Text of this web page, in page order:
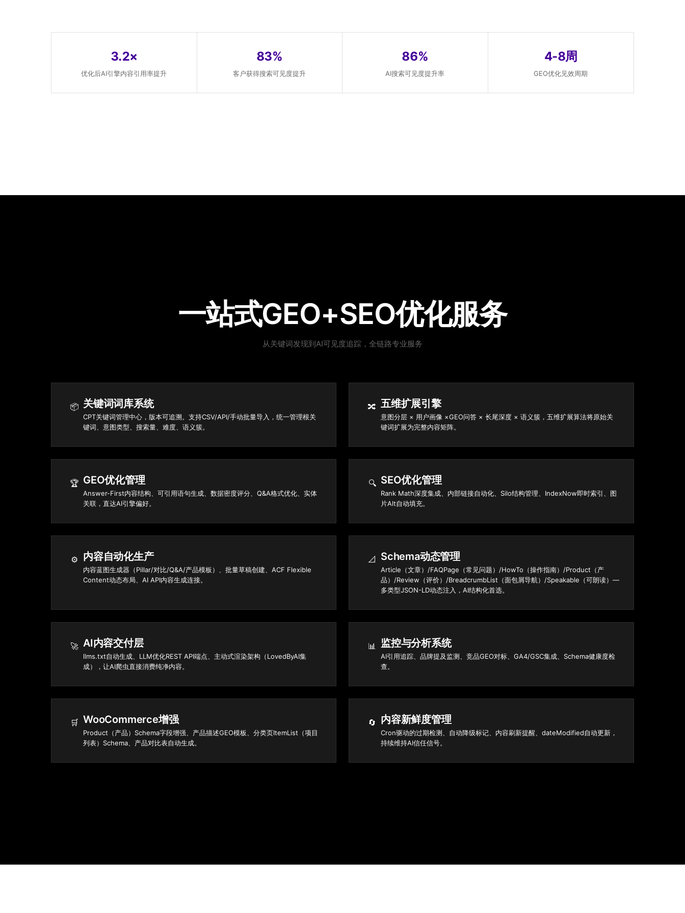
3.2×
优化后AI引擎内容引用率提升
83%
客户获得搜索可见度提升
86%
AI搜索可见度提升率
4-8周
GEO优化见效周期
一站式GEO+SEO优化服务
从关键词发现到AI可见度追踪，全链路专业服务
📦 关键词词库系统
CPT关键词管理中心，版本可追溯。支持CSV/API/手动批量导入，统一管理根关
键词、意图类型、搜索量、难度、语义簇。
🔀 五维扩展引擎
意图分层 × 用户画像 ×GEO问答 × 长尾深度 × 语义簇，五维扩展算法将原始关
键词扩展为完整内容矩阵。
🏆 GEO优化管理
Answer-First内容结构、可引用语句生成、数据密度评分、Q&A格式优化、实体
关联，直达AI引擎偏好。
🔍 SEO优化管理
Rank Math深度集成、内部链接自动化、Silo结构管理、IndexNow即时索引、图
片Alt自动填充。
⚙️ 内容自动化生产
内容蓝图生成器（Pillar/对比/Q&A/产品模板）、批量草稿创建、ACF Flexible
Content动态布局、AI API内容生成连接。
📐 Schema动态管理
Article（文章）/FAQPage（常见问题）/HowTo（操作指南）/Product（产
品）/Review（评价）/BreadcrumbList（面包屑导航）/Speakable（可朗读）—
多类型JSON-LD动态注入，AI结构化首选。
🚀 AI内容交付层
llms.txt自动生成、LLM优化REST API端点、主动式渲染架构（LovedByAI集
成），让AI爬虫直接消费纯净内容。
📊 监控与分析系统
AI引用追踪、品牌提及监测、竞品GEO对标、GA4/GSC集成、Schema健康度检
查。
🛒 WooCommerce增强
Product（产品）Schema字段增强、产品描述GEO模板、分类页ItemList（项目
列表）Schema、产品对比表自动生成。
🔄 内容新鲜度管理
Cron驱动的过期检测、自动降级标记、内容刷新提醒、dateModified自动更新，
持续维持AI信任信号。